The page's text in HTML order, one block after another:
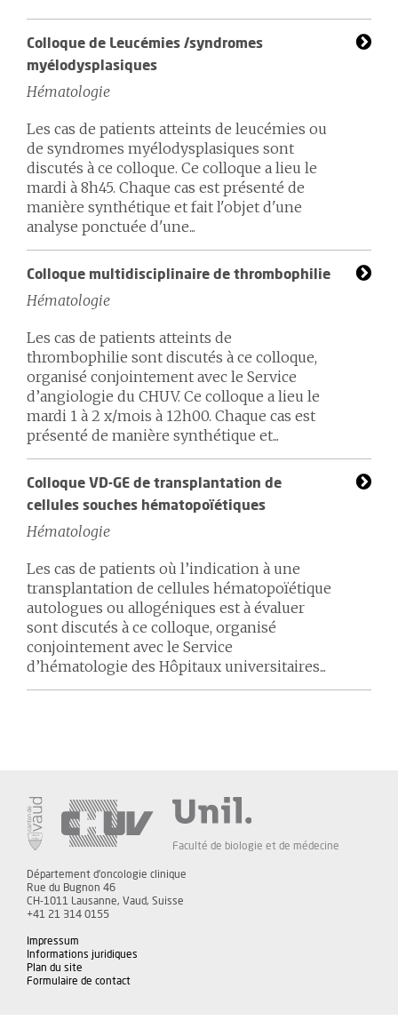
Colloque de Leucémies /syndromes
myélodysplasiques
Hématologie
Les cas de patients atteints de leucémies ou
de syndromes myélodysplasiques sont
discutés à ce colloque. Ce colloque a lieu le
mardi à 8h45. Chaque cas est présenté de
manière synthétique et fait l'objet d'une
analyse ponctuée d'une...
Colloque multidisciplinaire de thrombophilie
Hématologie
Les cas de patients atteints de
thrombophilie sont discutés à ce colloque,
organisé conjointement avec le Service
d’angiologie du CHUV. Ce colloque a lieu le
mardi 1 à 2 x/mois à 12h00. Chaque cas est
présenté de manière synthétique et...
Colloque VD-GE de transplantation de
cellules souches hématopoïétiques
Hématologie
Les cas de patients où l’indication à une
transplantation de cellules hématopoïétique
autologues ou allogéniques est à évaluer
sont discutés à ce colloque, organisé
conjointement avec le Service
d’hématologie des Hôpitaux universitaires...
Faculté de biologie et de médecine
Département d'oncologie clinique
Rue du Bugnon 46
CH-1011 Lausanne, Vaud, Suisse
+41 21 314 0155
Impressum
Informations juridiques
Plan du site
Formulaire de contact